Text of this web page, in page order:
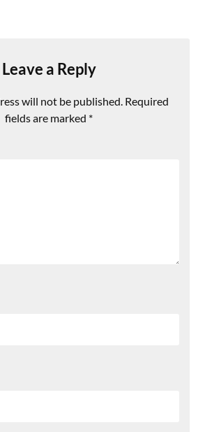
Leave a Reply
will not be published. Required
fields are marked *